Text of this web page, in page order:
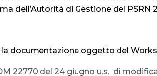
dell’Autorità di Gestione del PSRN
documentazione oggetto del
22770 del 24 giugno u.s. di